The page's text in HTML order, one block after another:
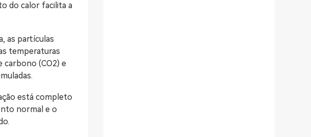
do calor facilita a
as partículas
temperaturas
carbono (CO2) e
está completo
normal e o